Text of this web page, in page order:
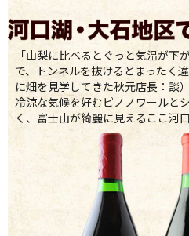
「山梨に比べるとぐっと気温が下
で、トンネルを抜けるとまったく
に畑を見学してきた秋元店長：談）
冷涼な気候を好むピノノワールと
く、富士山が綺麗に見えるここ河